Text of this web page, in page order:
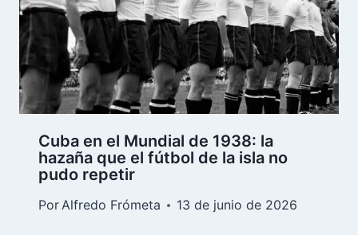
Cuba en el Mundial de 1938: la
hazaña que el fútbol de la isla no
pudo repetir
PorAlfredo Frómeta 13 de junio de 2026